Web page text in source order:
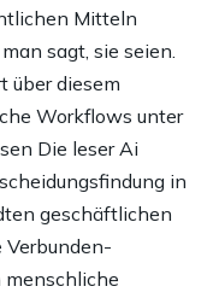
Mitteln
sagt, sie seien.
über diesem
Workflows unter
Die leser Ai
in
geschäftlichen
Verbunden-